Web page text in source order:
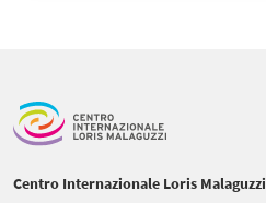
Centro Internazionale Loris Malaguzzi